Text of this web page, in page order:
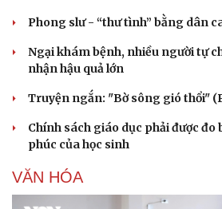
Nam khoa
Phòng mạch online
Ăn sạch sống khỏe
Phong slư - “thư tình” bằng dân
Ngại khám bệnh, nhiều người tự
nhận hậu quả lớn
Truyện ngắn: "Bờ sông gió thổi"
Chính sách giáo dục phải được đo
phúc của học sinh
VĂN HÓA